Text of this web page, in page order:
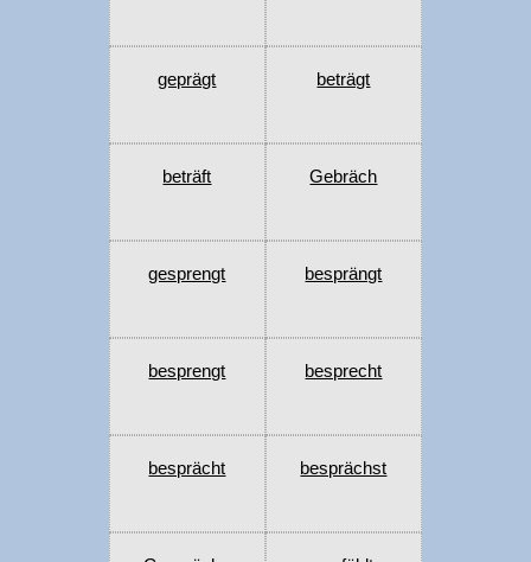
geprägt beträgt
beträft Gebräch
gesprengt besprängt
besprengt besprecht
besprächt besprächst